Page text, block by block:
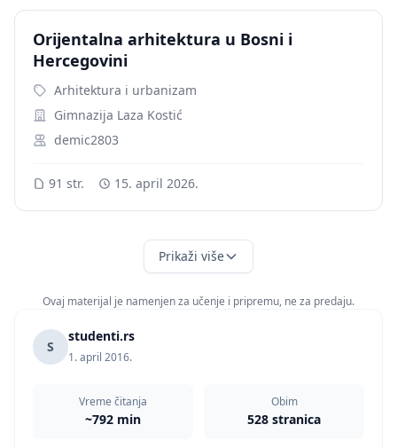
Orijentalna arhitektura u Bosni i
Hercegovini
Arhitektura i urbanizam
Gimnazija Laza Kostić
demic2803
91 str. 15. april 2026.
Prikaži više
Ovaj materijal je namenjen za učenje i pripremu, ne za predaju.
S
studenti.rs
1. april 2016.
Vreme čitanja
~792 min
Obim
528 stranica